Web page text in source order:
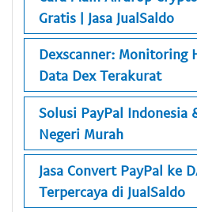
Gratis | Jasa JualSaldo
Dexscanner: Monitoring
Data Dex Terakurat
Solusi PayPal Indonesia
Negeri Murah
Jasa Convert PayPal ke
Terpercaya di JualSaldo